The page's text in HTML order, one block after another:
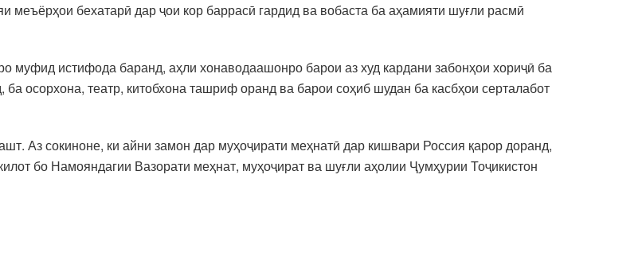
бехатарӣ дар ҷои кор баррасӣ гардид ва вобаста ба аҳамияти шуғли расмӣ
муфид истифода баранд, аҳли хонаводаашонро барои аз худ кардани забонҳои хориҷӣ ба
осорхона, театр, китобхона ташриф оранд ва барои соҳиб шудан ба касбҳои серталабот
Аз сокиноне, ки айни замон дар муҳоҷирати меҳнатӣ дар кишвари Россия қарор доранд,
бо Намояндагии Вазорати меҳнат, муҳоҷират ва шуғли аҳолии Ҷумҳурии Тоҷикистон